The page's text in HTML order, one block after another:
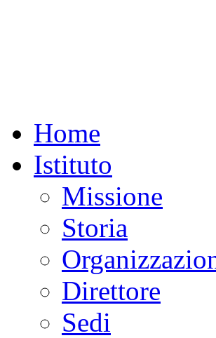
Home
Istituto
Missione
Storia
Direttore
Sedi